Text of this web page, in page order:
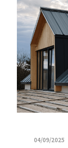
04/09/2025